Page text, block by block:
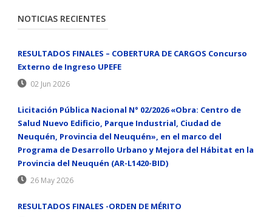
NOTICIAS RECIENTES
RESULTADOS FINALES – COBERTURA DE CARGOS Concurso
Externo de Ingreso UPEFE
02 Jun 2026
Licitación Pública Nacional N° 02/2026 «Obra: Centro de
Salud Nuevo Edificio, Parque Industrial, Ciudad de
Neuquén, Provincia del Neuquén», en el marco del
Programa de Desarrollo Urbano y Mejora del Hábitat en la
Provincia del Neuquén (AR-L1420-BID)
26 May 2026
RESULTADOS FINALES -ORDEN DE MÉRITO